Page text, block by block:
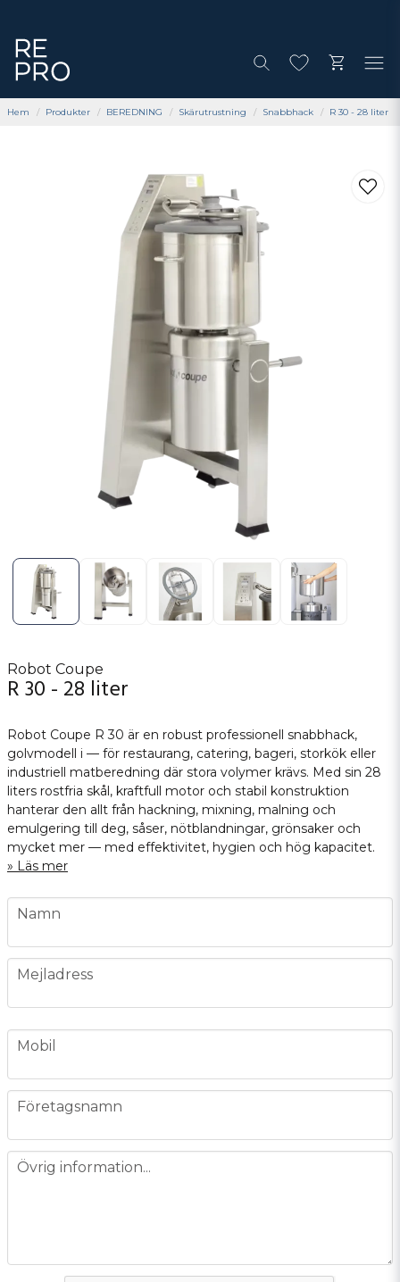
Hem Produkter BEREDNING Skärutrustning Snabbhack R 30 - 28 liter
Robot Coupe
R 30 - 28 liter
Robot Coupe R 30 är en robust professionell snabbhack,
golvmodell i — för restaurang, catering, bageri, storkök eller
industriell matberedning där stora volymer krävs. Med sin 28
liters rostfria skål, kraftfull motor och stabil konstruktion
hanterar den allt från hackning, mixning, malning och
emulgering till deg, såser, nötblandningar, grönsaker och
mycket mer — med effektivitet, hygien och hög kapacitet.
Läs mer
name
Namn
email
Mejladress
phone
Mobil
company
Företagsnamn
message
Övrig information...